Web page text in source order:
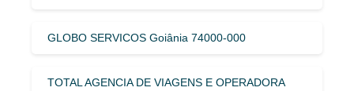
GLOBO SERVICOS Goiânia 74000-000
TOTAL AGENCIA DE VIAGENS E OPERADORA